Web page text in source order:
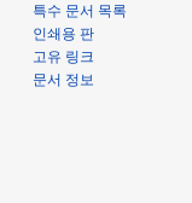
특수 문서 목록
인쇄용 판
고유 링크
문서 정보